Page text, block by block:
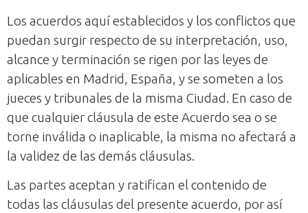
Los acuerdos aquí establecidos y los conflictos que
puedan surgir respecto de su interpretación, uso,
alcance y terminación se rigen por las leyes de
aplicables en Madrid, España, y se someten a los
jueces y tribunales de la misma Ciudad. En caso de
que cualquier cláusula de este Acuerdo sea o se
torne inválida o inaplicable, la misma no afectará a
la validez de las demás cláusulas.
Las partes aceptan y ratifican el contenido de
todas las cláusulas del presente acuerdo, por así